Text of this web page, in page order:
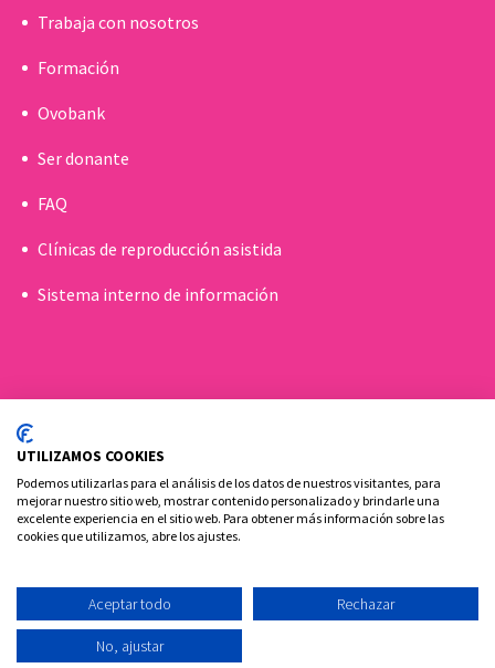
Trabaja con nosotros
Formación
Ovobank
Ser donante
FAQ
Clínicas de reproducción asistida
Sistema interno de información
Ovoclinic ©2026
UTILIZAMOS COOKIES
Podemos utilizarlas para el análisis de los datos de nuestros visitantes, para
mejorar nuestro sitio web, mostrar contenido personalizado y brindarle una
excelente experiencia en el sitio web. Para obtener más información sobre las
cookies que utilizamos, abre los ajustes.
Aceptar todo Rechazar
No, ajustar